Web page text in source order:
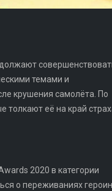
темами и
крушения самолёта. По
толкают её на край
2020 в категории
о переживаниях